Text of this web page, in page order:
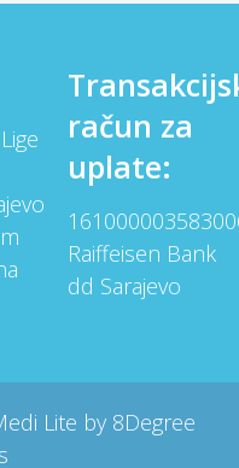
račun za
uplate:
Raiffeisen Bank
dd Sarajevo
Lite by 8Degree